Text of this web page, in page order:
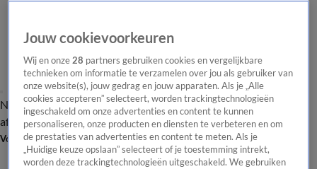
Nieuws van de DagOpinie van de Dag Onze categorieën Laatste
afleveringVideo's Nieuws van de Dag Podcast
Volg Nieuws van de Dag
Jouw cookievoorkeuren
Wij en onze28 partners gebruiken cookies en vergelijkbare
technieken om informatie te verzamelen over jou als gebruiker van
onze website(s), jouw gedrag en jouw apparaten. Als je „Alle
cookies accepteren” selecteert, worden trackingtechnologieën
ingeschakeld om onze advertenties en content te kunnen
personaliseren, onze producten en diensten te verbeteren en om
de prestaties van advertenties en content te meten. Als je
„Huidige keuze opslaan” selecteert of je toestemming intrekt,
worden deze trackingtechnologieën uitgeschakeld. We gebruiken